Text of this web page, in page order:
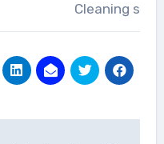
Cleaning s